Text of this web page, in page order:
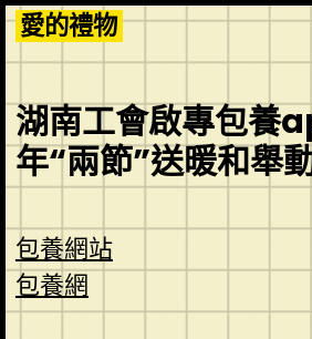
Skip
to
content
愛的禮物
湖南工會啟專包養
年“兩節”送暖和舉
包養網站
包養網